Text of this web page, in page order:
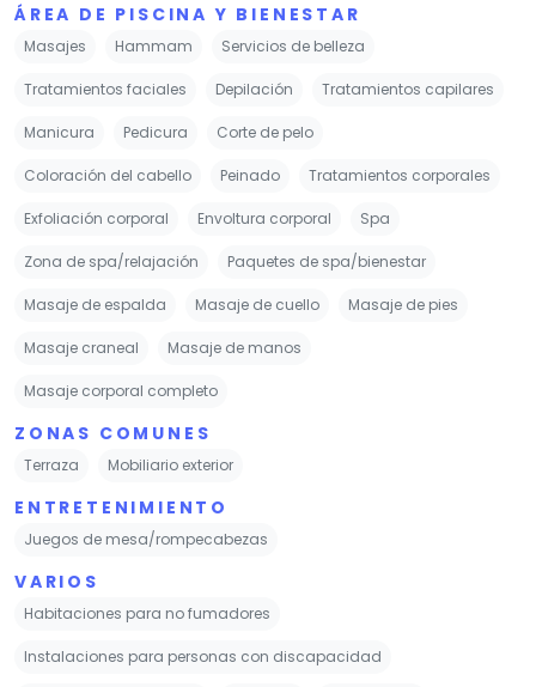
ÁREA DE PISCINA Y BIENESTAR
Masajes Hammam Servicios de belleza
Tratamientos faciales Depilación Tratamientos capilares
Manicura Pedicura Corte de pelo
Coloración del cabello Peinado Tratamientos corporales
Exfoliación corporal Envoltura corporal Spa
Zona de spa/relajación Paquetes de spa/bienestar
Masaje de espalda Masaje de cuello Masaje de pies
Masaje craneal Masaje de manos
Masaje corporal completo
ZONAS COMUNES
Terraza Mobiliario exterior
ENTRETENIMIENTO
Juegos de mesa/rompecabezas
VARIOS
Habitaciones para no fumadores
Instalaciones para personas con discapacidad